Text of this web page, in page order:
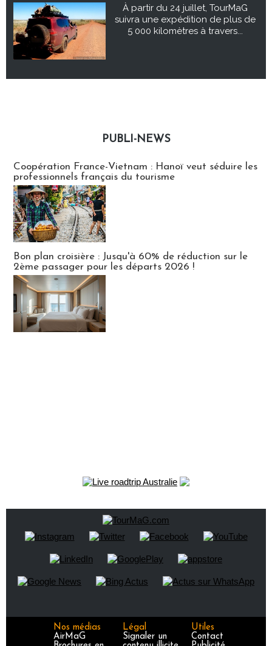
À partir du 24 juillet, TourMaG
suivra une expédition de plus de
5 000 kilomètres à travers...
PUBLI-NEWS
Coopération France-Vietnam : Hanoï veut séduire les
professionnels français du tourisme
Bon plan croisière : Jusqu'à 60% de réduction sur le
2ème passager pour les départs 2026 !
Nos médias
AirMaG
Légal
Signaler un
Utiles
Contact